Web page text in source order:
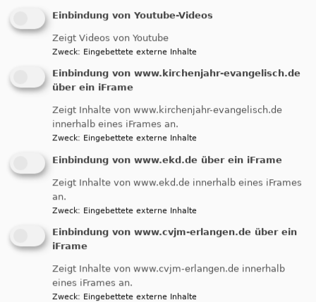
Hauptnavigation
Musik
Konzerte in der
Christuskirche
Einbindung von Youtube-Videos
Zeigt Videos von Youtube
Zweck: Eingebettete externe Inhalte
Einbindung von www.kirchenjahr-evangelisch.de
über ein iFrame
Zeigt Inhalte von www.kirchenjahr-evangelisch.de
innerhalb eines iFrames an.
Zweck: Eingebettete externe Inhalte
Einbindung von www.ekd.de über ein iFrame
Zeigt Inhalte von www.ekd.de innerhalb eines iFrames
an.
Zweck: Eingebettete externe Inhalte
Einbindung von www.cvjm-erlangen.de über ein
iFrame
Zeigt Inhalte von www.cvjm-erlangen.de innerhalb
eines iFrames an.
Zweck: Eingebettete externe Inhalte